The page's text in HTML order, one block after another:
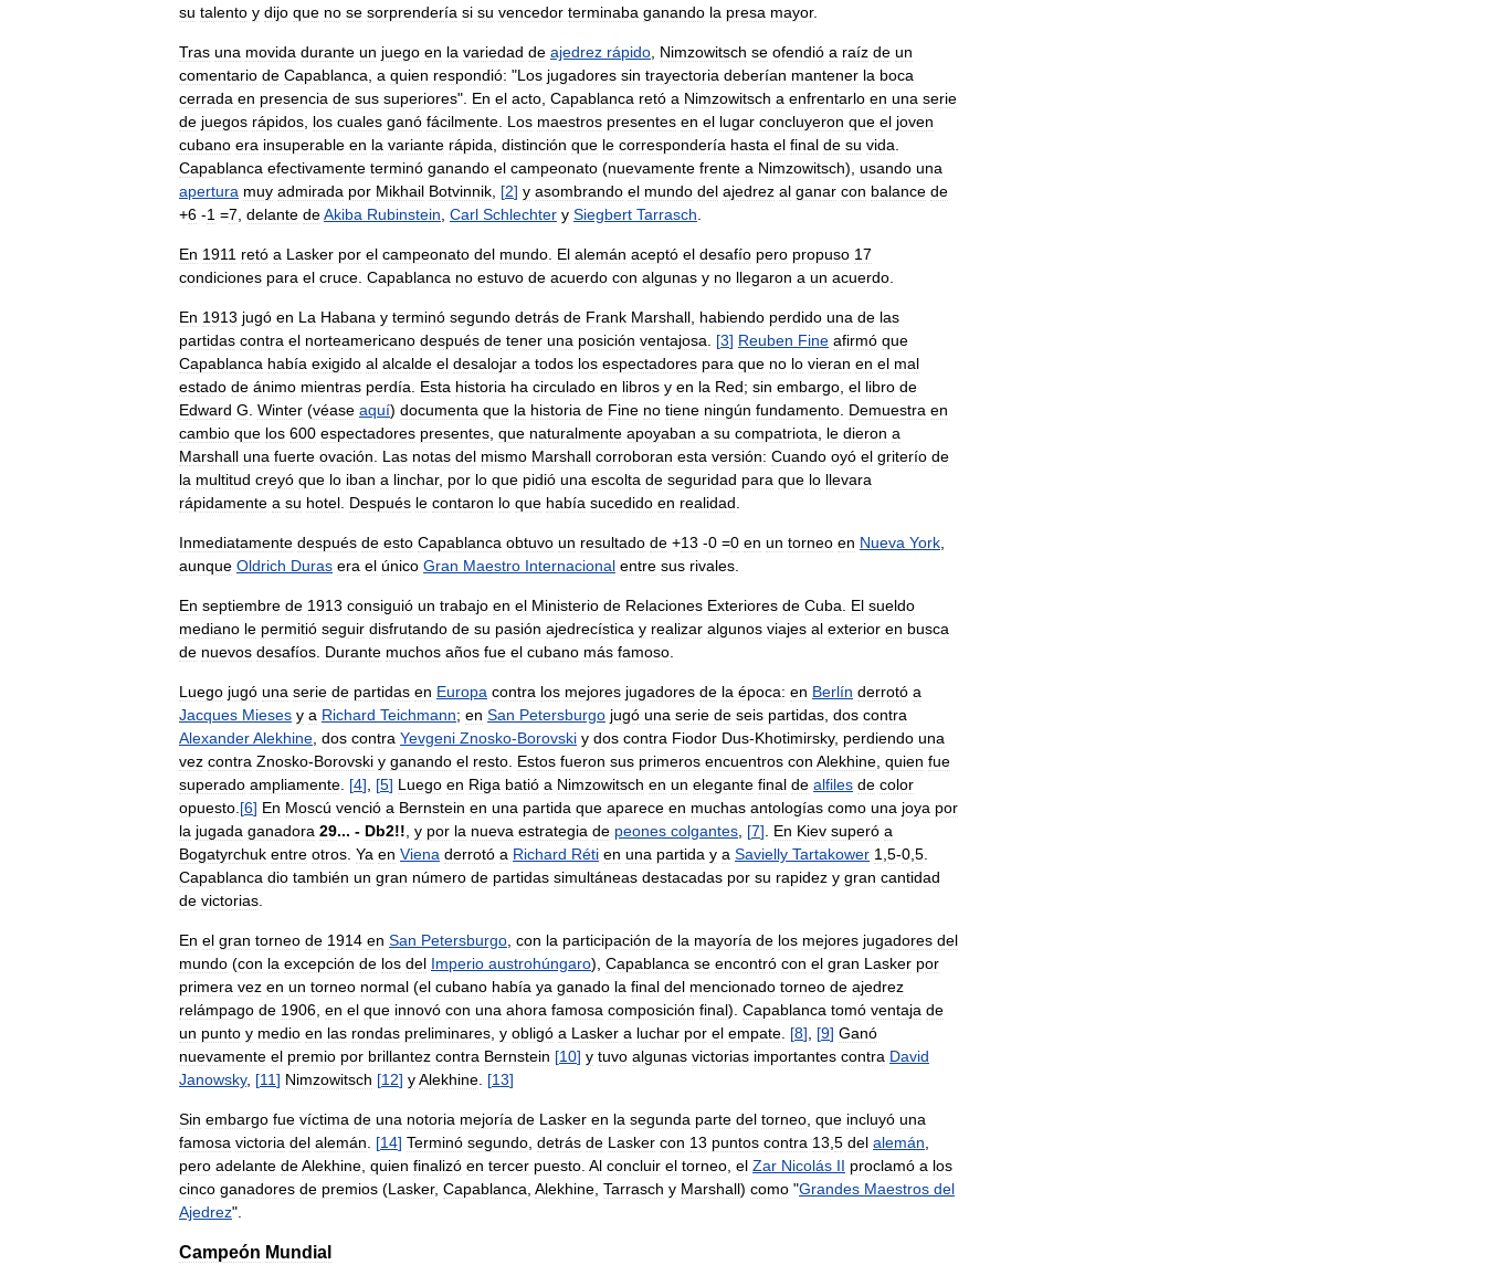
su talento y dijo que no se sorprendería si su vencedor terminaba ganando la presa mayor.
Tras una movida durante un juego en la variedad de ajedrez rápido Nimzowitsch se ofendió a raíz de un
comentario de Capablanca a quien respondió: "Los jugadores sin trayectoria deberían mantener la boca
cerrada en presencia de sus superiores". En el acto Capablanca retó a Nimzowitsch a enfrentarlo en una serie
de juegos rápidos los cuales ganó fácilmente Los maestros presentes en el lugar concluyeron que el joven
cubano era insuperable en la variante rápida distinción que le correspondería hasta el final de su vida
Capablanca efectivamente terminó ganando el campeonato (nuevamente frente a Nimzowitsch), usando una
apertura muy admirada por Mikhail Botvinnik [2] y asombrando el mundo del ajedrez al ganar con balance de
+6 -1 =7 delante deAkiba Rubinstein Carl Schlechter y Siegbert Tarrasch
En 1911 retó a Lasker por el campeonato del mundo El alemán aceptó el desafío pero propuso 17
condiciones para el cruce Capablanca no estuvo de acuerdo con algunas y no llegaron a un acuerdo
En 1913 jugó en La Habana y terminó segundo detrás de Frank Marshall habiendo perdido una de las
partidas contra el norteamericano después de tener una posición ventajosa [3] Reuben Fine afirmó que
Capablanca había exigido al alcalde el desalojar a todos los espectadores para que no lo vieran en el mal
estado de ánimo mientras perdía Esta historia ha circulado en libros y en la Red; sin embargo el libro de
Edward G Winter (véase aquí) documenta que la historia de Fine no tiene ningún fundamento Demuestra en
cambio que los 600 espectadores presentes que naturalmente apoyaban a su compatriota le dieron a
Marshall una fuerte ovación Las notas del mismo Marshall corroboran esta versión: Cuando oyó el griterío de
la multitud creyó que lo iban a linchar, por lo que pidió una escolta de seguridad para que lo llevara
rápidamente a su hotel Después le contaron lo que había sucedido en realidad
Inmediatamente después de esto Capablanca obtuvo un resultado de +13 -0 =0 en un torneo en Nueva York
aunque Oldrich Duras era el único Gran Maestro Internacional entre sus rivales
En septiembre de 1913 consiguió un trabajo en el Ministerio de Relaciones Exteriores de Cuba El sueldo
mediano le permitió seguir disfrutando de su pasión ajedrecística y realizar algunos viajes al exterior en busca
de nuevos desafíos Durante muchos años fue el cubano más famoso
Luego jugó una serie de partidas en Europa contra los mejores jugadores de la época: en Berlín derrotó a
Jacques Mieses y a Richard Teichmann; en San Petersburgo jugó una serie de seis partidas dos contra
AlexanderAlekhine dos contra Yevgeni Znosko-Borovski y dos contra Fiodor Dus-Khotimirsky, perdiendo una
vez contra Znosko-Borovski y ganando el resto Estos fueron sus primeros encuentros con Alekhine quien fue
superado ampliamente [4] [5] Luego en Riga batió a Nimzowitsch en un elegante final de alfiles de color
opuesto [6] En Moscú venció a Bernstein en una partida que aparece en muchas antologías como una joya por
la jugada ganadora 29... - Db2!! y por la nueva estrategia de peones colgantes [7] En Kiev superó a
Bogatyrchuk entre otros Ya en Viena derrotó a Richard Réti en una partida y a Savielly Tartakower 1 5-0 5
Capablanca dio también un gran número de partidas simultáneas destacadas por su rapidez y gran cantidad
de victorias
En el gran torneo de 1914 en San Petersburgo con la participación de la mayoría de los mejores jugadores del
mundo (con la excepción de los del Imperio austrohúngaro), Capablanca se encontró con el gran Lasker por
primera vez en un torneo normal (el cubano había ya ganado la final del mencionado torneo de ajedrez
relámpago de 1906 en el que innovó con una ahora famosa composición final). Capablanca tomó ventaja de
un punto y medio en las rondas preliminares y obligó a Lasker a luchar por el empate [8] [9] Ganó
nuevamente el premio por brillantez contra Bernstein [10] y tuvo algunas victorias importantes contra David
Janowsky, [11] Nimzowitsch [12] yAlekhine [13]
Sin embargo fue víctima de una notoria mejoría de Lasker en la segunda parte del torneo que incluyó una
famosa victoria del alemán [14] Terminó segundo detrás de Lasker con 13 puntos contra 13 5 del alemán
pero adelante deAlekhine quien finalizó en tercer puesto Al concluir el torneo el Zar Nicolás II proclamó a los
cinco ganadores de premios (Lasker, Capablanca Alekhine Tarrasch y Marshall) como "Grandes Maestros del
Ajedrez".
Campeón Mundial